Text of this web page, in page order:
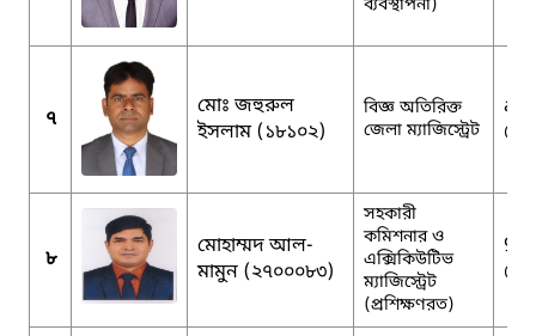
ব্যবস্থাপনা)
৭
মোঃ জহুরুল
ইসলাম (১৮১০২)
বিজ্ঞ অতিরিক্ত
জেলা ম্যাজিস্ট্রেট
৮
মোহাম্মদ আল-
মামুন (২৭০০০৮৩)
সহকারী
কমিশনার ও
এক্সিকিউটিভ
ম্যাজিস্ট্রেট
(প্রশিক্ষণরত)